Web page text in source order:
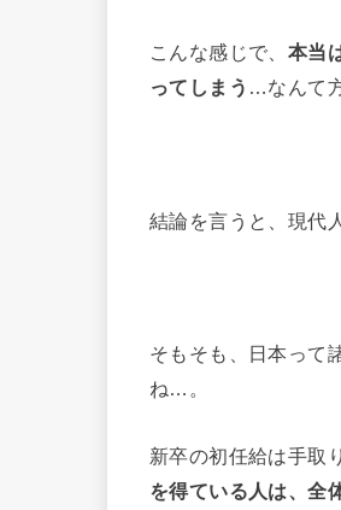
こんな感じで、 本当
ってしまう …なんて
結論を言うと、現代
そもそも、日本って
ね…。
新卒の初任給は手取
を得ている人は、全